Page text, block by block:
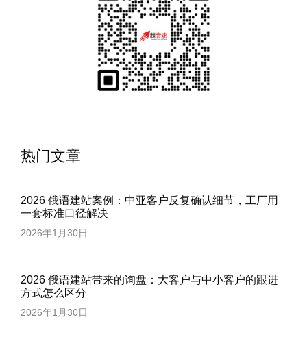
热门文章
2026 俄语建站案例：中亚客户反复确认细节，工厂用
一套标准口径解决
2026年1月30日
2026 俄语建站带来的询盘：大客户与中小客户的跟进
方式怎么区分
2026年1月30日